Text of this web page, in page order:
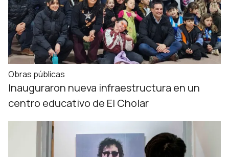
Obras públicas
Inauguraron nueva infraestructura en un
centro educativo de El Cholar